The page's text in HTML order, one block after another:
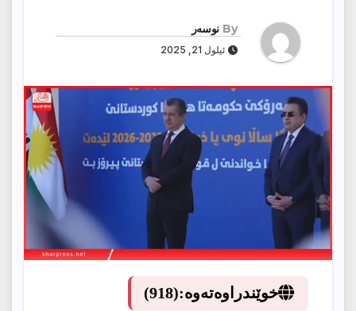
By نوسەر
ئیلول 21, 2025
خوێندراوەتەوە:(918)